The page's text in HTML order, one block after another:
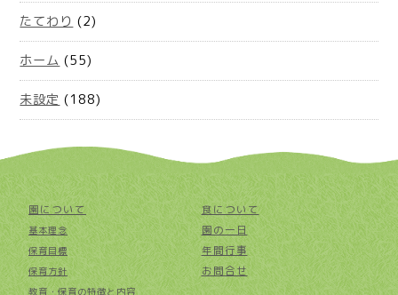
たてわり (2)
ホーム (55)
未設定 (188)
園について
基本理念
保育目標
保育方針
教育・保育の特徴と内容
食について
園の一日
年間行事
お問合せ